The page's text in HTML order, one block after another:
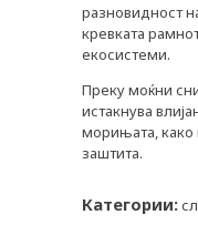
ПРЕПОРАКИ
СОВЕТИ
СПИСАНИЕ
КАРИЕРА
КОНТАКТ
разновидност
кревката
екосистеми.
Преку моќни
истакнува
морињата, како
заштита.
Категории: